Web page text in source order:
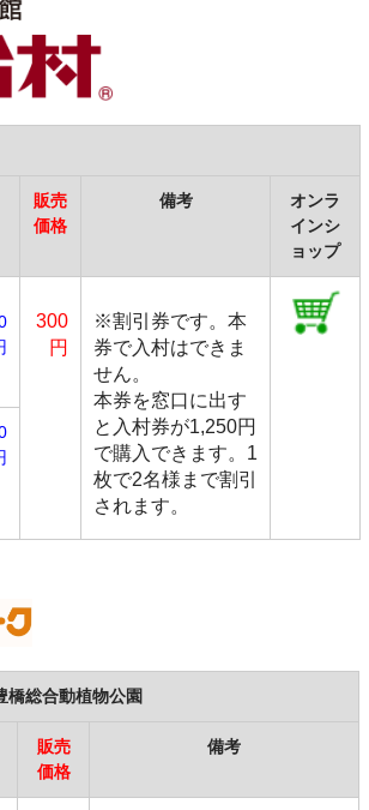
販売
価格
備考
オンラ
インシ
ョップ
300
円
※割引券です。本
券で入村はできま
せん。
本券を窓口に出す
と入村券が1,250円
で購入できます。1
枚で2名様まで割引
されます。
総合動植物公園
販売
価格
備考